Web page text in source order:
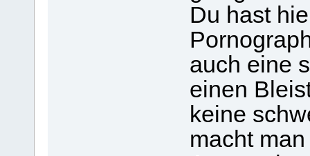
Du hast
auch eine
einen
keine
macht